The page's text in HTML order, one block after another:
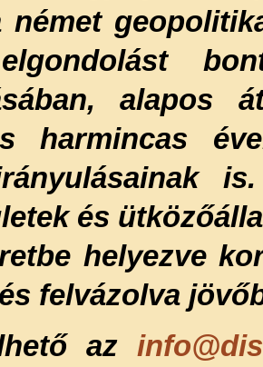
alapos
harmincas
és
helyezve
felvázolva
az